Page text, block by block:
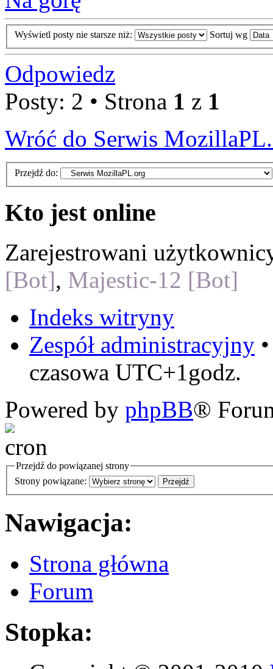
Wyświetl posty nie starsze niż: Sortuj wg
Odpowiedz
Posty: 2 • Strona 1 z 1
Wróć do Serwis
Przejdź do:
Kto jest online
Zarejestrowani
[Bot], Majestic-12 [Bot]
Indeks witryny
Zespół administracyjny
czasowa UTC+1godz.
Powered by phpBB®
Przejdź do powiązanej strony
Strony powiązane:
Nawigacja:
Strona główna
Forum
Stopka: